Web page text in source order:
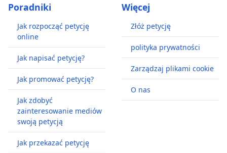
Poradniki
Jak rozpocząć petycję
online
Jak napisać petycję?
Jak promować petycję?
Jak zdobyć
zainteresowanie mediów
swoją petycją
Jak przekazać petycję
Więcej
Złóż petycję
polityka prywatności
Zarządzaj plikami cookie
O nas